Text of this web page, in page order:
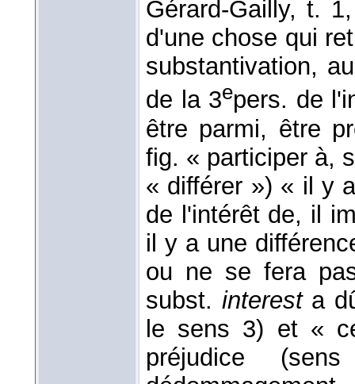
Gérard-Gailly, t.
d'une chose qui
substantivation,
de la 3epers. de
être parmi, être
fig. « participer à,
« différer ») « il y
de l'intérêt de, il
il y a une
ou ne se fera
subst. interest a
le sens 3) et «
préjudice